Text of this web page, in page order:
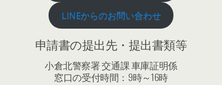
LINEからのお問い合わせ
申請書の提出先・提出書類等
小倉北警察署 交通課 車庫証明係
窓口の受付時間：9時～16時